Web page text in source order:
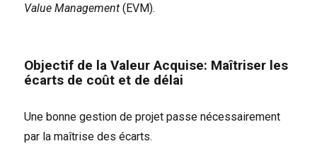
Value Management (EVM).
Objectif de la Valeur Acquise: Maîtriser les
écarts de coût et de délai
Une bonne gestion de projet passe nécessairement
par la maîtrise des écarts.